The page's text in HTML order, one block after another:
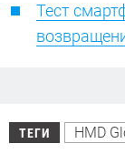
Тест
ТЕГИ HMD